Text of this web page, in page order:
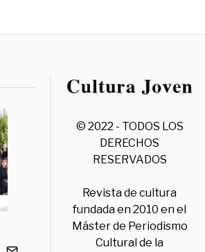
© 2022 - TODOS LOS
DERECHOS
RESERVADOS
Revista de cultura
fundada en 2010 en el
Máster de Periodismo
Cultural de la